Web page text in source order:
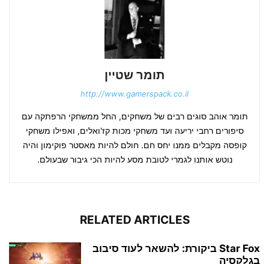
תומר שטיין
http://www.gamerspack.co.il
תומר אוהב סוגים רבים של משחקים, החל ממשחקי הרפתקה עם
סיפורים רחבי יריעה ועד משחקי מכות קז'ואלים, ואפילו משחקי
קופסה מקבלים ממנו יחס חם. חולם להיות מאסטר פוקימון והיה
נוטש אותנו לגמרי לטובת מסע להיות הכי גיבור שבעולם.
RELATED ARTICLES
Star Fox ביקורת: להשאר לעוד סיבוב
בגלקסיה